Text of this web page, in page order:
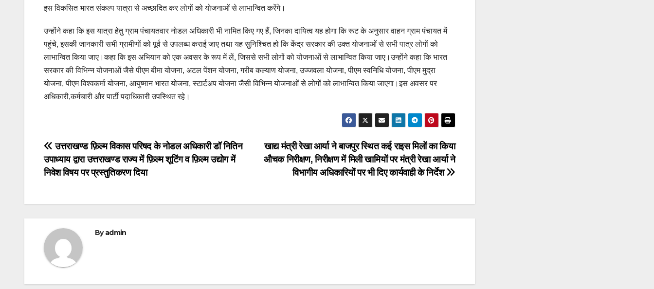
इस विकसित भारत संकल्प यात्रा से अच्छादित कर लोगों को योजनाओं से लाभान्वित करेंगे।
उन्होंने कहा कि इस यात्रा हेतु ग्राम पंचायतवार नोडल अधिकारी भी नामित किए गए हैं, जिनका दायित्व यह होगा कि रूट के अनुसार वाहन ग्राम पंचायत में
पहुंचे, इसकी जानकारी सभी ग्रामीणों को पूर्व से उपलब्ध कराई जाए तथा यह सुनिश्चित हो कि केंद्र सरकार की उक्त योजनाओं से सभी पात्र लोगों को
लाभान्वित किया जाए।कहा कि इस अभियान को एक अवसर के रूप में लें, जिससे सभी लोगों को योजनाओं से लाभान्वित किया जाए।उन्होंने कहा कि भारत
सरकार की विभिन्न योजनाओं जैसे पीएम बीमा योजना, अटल पेंशन योजना, गरीब कल्याण योजना, उज्जवला योजना, पीएम स्वनिधि योजना, पीएम मुद्रा
योजना, पीएम विश्वकर्मा योजना, आयुष्मान भारत योजना, स्टार्टअप योजना जैसी विभिन्न योजनाओं से लोगों को लाभान्वित किया जाएगा।इस अवसर पर
अधिकारी,कर्मचारी और पार्टी पदाधिकारी उपस्थित रहे।
Post
navigation
खाद्य मंत्री रेखा आर्या ने बाजपुर स्थित कई राइस मिलों का किया
औचक निरीक्षण, निरीक्षण में मिली खामियों पर मंत्री रेखा आर्या ने
विभागीय अधिकारियों पर भी दिए कार्यवाही के निर्देश
उत्तराखण्ड फ़िल्म विकास परिषद के नोडल अधिकारी डॉ नितिन
उपाध्याय द्वारा उत्तराखण्ड राज्य में फ़िल्म शूटिंग व फ़िल्म उद्योग में
निवेश विषय पर प्रस्तुतिकरण दिया
Byadmin